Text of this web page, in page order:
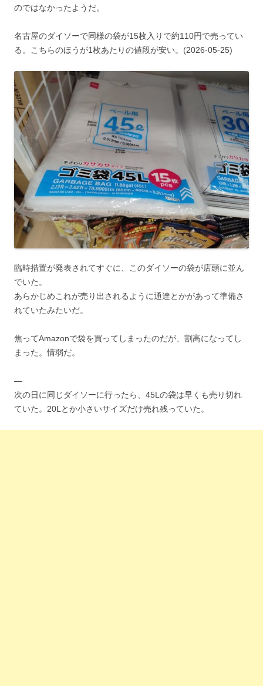
のではなかったようだ。
名古屋のダイソーで同様の袋が15枚入りで約110円で売ってい
る。こちらのほうが1枚あたりの値段が安い。(2026-05-25)
臨時措置が発表されてすぐに、このダイソーの袋が店頭に並ん
でいた。
あらかじめこれが売り出されるように通達とかがあって準備さ
れていたみたいだ。
焦ってAmazonで袋を買ってしまったのだが、割高になってし
まった。情弱だ。
—
次の日に同じダイソーに行ったら、45Lの袋は早くも売り切れ
ていた。20Lとか小さいサイズだけ売れ残っていた。